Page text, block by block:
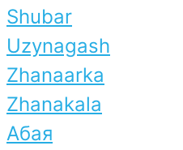
Shubar
Uzynagash
Zhanaarka
Zhanakala
Абая